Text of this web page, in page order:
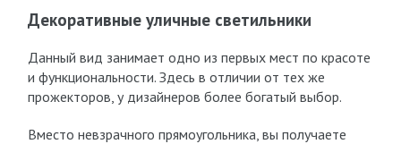
Декоративные уличные светильники
Данный вид занимает одно из первых мест по красоте
и функциональности. Здесь в отличии от тех же
прожекторов, у дизайнеров более богатый выбор.
Вместо невзрачного прямоугольника, вы получаете